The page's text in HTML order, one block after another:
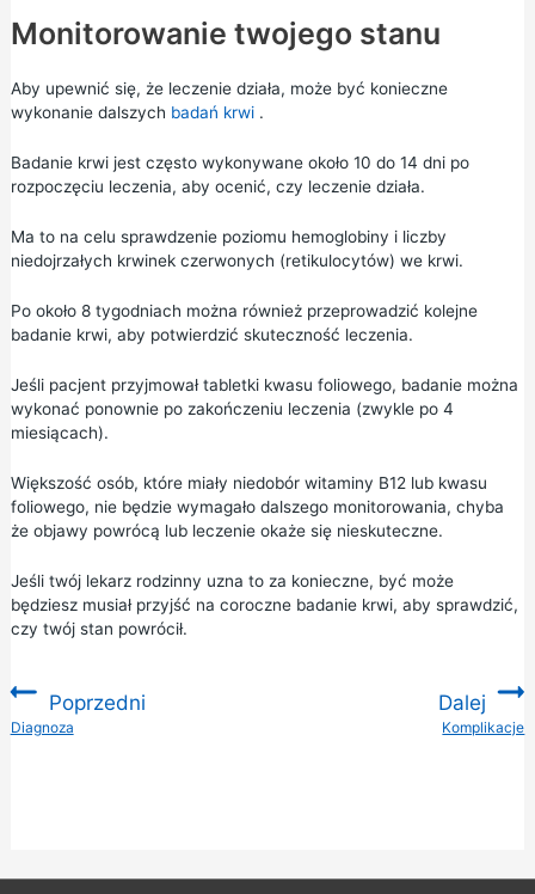
Monitorowanie twojego stanu
Aby upewnić się, że leczenie działa, może być konieczne
wykonanie dalszych badań krwi.
Badanie krwi jest często wykonywane około 10 do 14 dni po
rozpoczęciu leczenia, aby ocenić, czy leczenie działa.
Ma to na celu sprawdzenie poziomu hemoglobiny i liczby
niedojrzałych krwinek czerwonych (retikulocytów) we krwi.
Po około 8 tygodniach można również przeprowadzić kolejne
badanie krwi, aby potwierdzić skuteczność leczenia.
Jeśli pacjent przyjmował tabletki kwasu foliowego, badanie można
wykonać ponownie po zakończeniu leczenia (zwykle po 4
miesiącach).
Większość osób, które miały niedobór witaminy B12 lub kwasu
foliowego, nie będzie wymagało dalszego monitorowania, chyba
że objawy powrócą lub leczenie okaże się nieskuteczne.
Jeśli twój lekarz rodzinny uzna to za konieczne, być może
będziesz musiał przyjść na coroczne badanie krwi, aby sprawdzić,
czy twój stan powrócił.
Poprzedni
:Diagnoza
Dalej
Komplikacje